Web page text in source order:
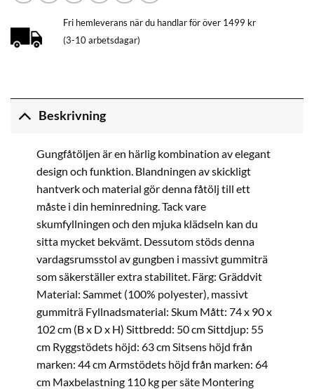
Fri hemleverans när du handlar för över 1499 kr
(3-10 arbetsdagar)
Beskrivning
Gungfåtöljen är en härlig kombination av elegant
design och funktion. Blandningen av skickligt
hantverk och material gör denna fåtölj till ett
måste i din heminredning. Tack vare
skumfyllningen och den mjuka klädseln kan du
sitta mycket bekvämt. Dessutom stöds denna
vardagsrumsstol av gungben i massivt gummiträ
som säkerställer extra stabilitet. Färg: Gräddvit
Material: Sammet (100% polyester), massivt
gummiträ Fyllnadsmaterial: Skum Mått: 74 x 90 x
102 cm (B x D x H) Sittbredd: 50 cm Sittdjup: 55
cm Ryggstödets höjd: 63 cm Sitsens höjd från
marken: 44 cm Armstödets höjd från marken: 64
cm Maxbelastning 110 kg per säte Montering